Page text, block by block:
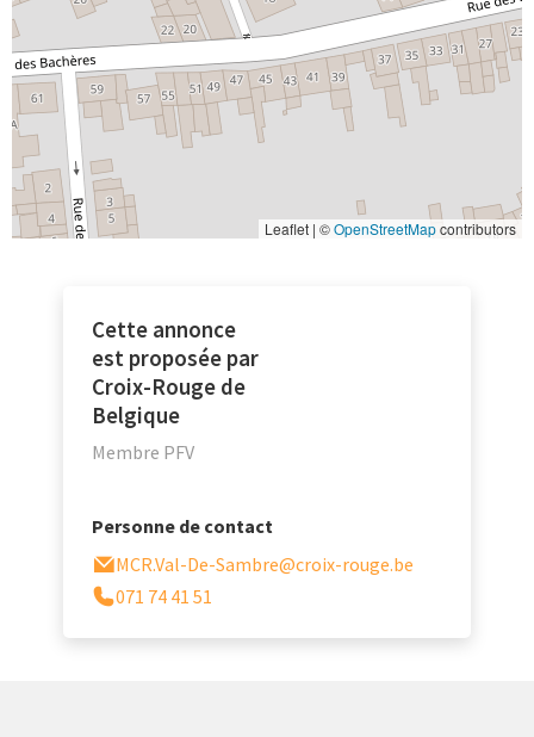
Leaflet | ©OpenStreetMapcontributors
Cette annonce
est proposée par
Croix-Rouge de
Belgique
Membre PFV
Personne de contact
MCR.Val-De-Sambre@croix-rouge.be
071 74 41 51